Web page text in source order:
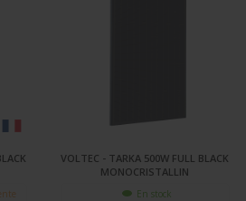
VOLTEC - TARKA 500W FULL BLACK
MONOCRISTALLIN
En stock